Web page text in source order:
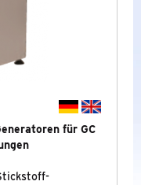
für GC